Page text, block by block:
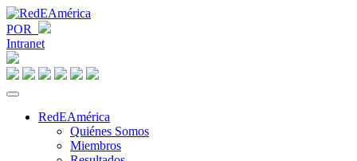
POR
Intranet
RedEAmérica
Quiénes Somos
Miembros